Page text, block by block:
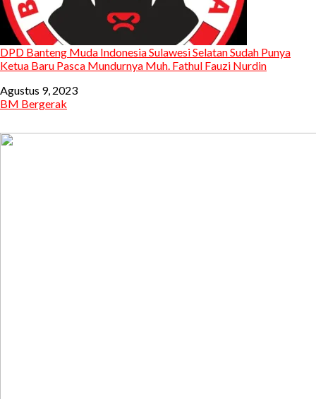
DPD Banteng Muda Indonesia Sulawesi Selatan Sudah Punya
Ketua Baru Pasca Mundurnya Muh. Fathul Fauzi Nurdin
Tanggal
Agustus 9, 2023
Sehubungan dengan
BM Bergerak